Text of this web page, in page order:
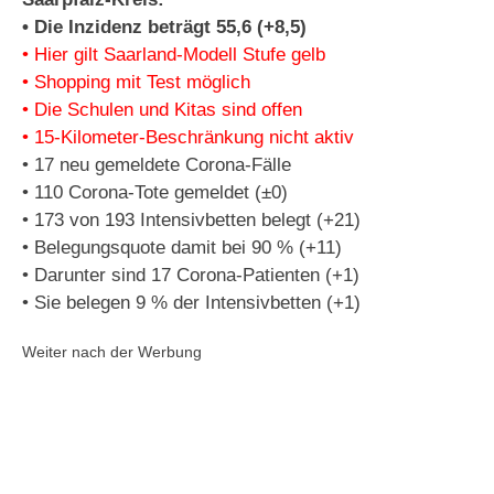
• Die Inzidenz beträgt 55,6 (+8,5)
• Hier gilt Saarland-Modell Stufe gelb
• Shopping mit Test möglich
• Die Schulen und Kitas sind offen
• 15-Kilometer-Beschränkung nicht aktiv
• 17 neu gemeldete Corona-Fälle
• 110 Corona-Tote gemeldet (±0)
• 173 von 193 Intensivbetten belegt (+21)
• Belegungsquote damit bei 90 % (+11)
• Darunter sind 17 Corona-Patienten (+1)
• Sie belegen 9 % der Intensivbetten (+1)
Weiter nach der Werbung